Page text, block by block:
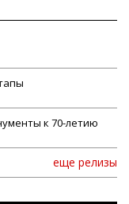
к 70-летию
еще релизы